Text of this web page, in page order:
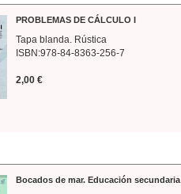
PROBLEMAS DE CÁLCULO I
Tapa blanda. Rústica
ISBN:978-84-8363-256-7
2,00 €
Bocados de mar. Educación secundaria